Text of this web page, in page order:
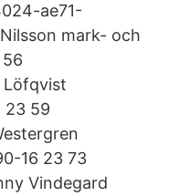
ae71-
mark- och
Löfqvist
23 59
16 23 73
Vindegard